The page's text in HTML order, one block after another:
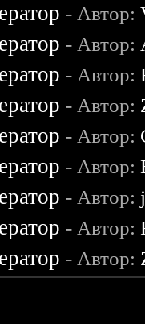
- Автор:
- Автор:
- Автор:
- Автор:
- Автор:
- Автор:
- Автор:
- Автор:
- Автор: